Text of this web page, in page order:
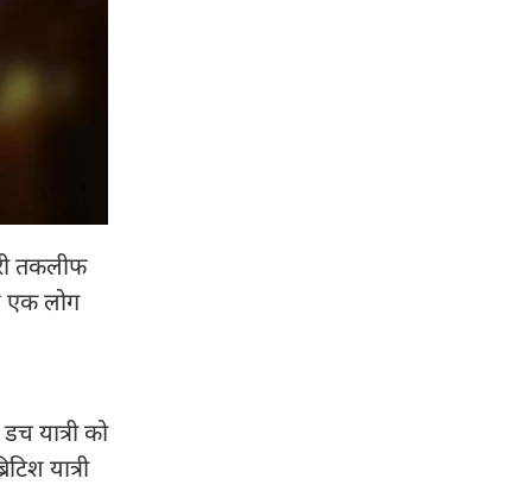
तकलीफ
एक लोग
यात्री को
यात्री